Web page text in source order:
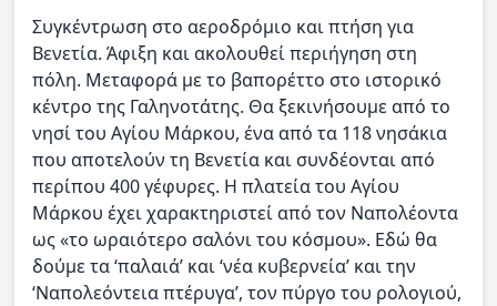
Συγκέντρωση στο αεροδρόμιο και πτήση για
Βενετία. Άφιξη και ακολουθεί περιήγηση στη
πόλη. Μεταφορά με το βαπορέττο στο ιστορικό
κέντρο της Γαληνοτάτης. Θα ξεκινήσουμε από το
νησί του Αγίου Μάρκου, ένα από τα 118 νησάκια
που αποτελούν τη Βενετία και συνδέονται από
περίπου 400 γέφυρες. Η πλατεία του Αγίου
Μάρκου έχει χαρακτηριστεί από τον Ναπολέοντα
ως «το ωραιότερο σαλόνι του κόσμου». Εδώ θα
δούμε τα ‘παλαιά’ και ‘νέα κυβερνεία’ και την
‘Ναπολεόντεια πτέρυγα’, τον πύργο του ρολογιού,